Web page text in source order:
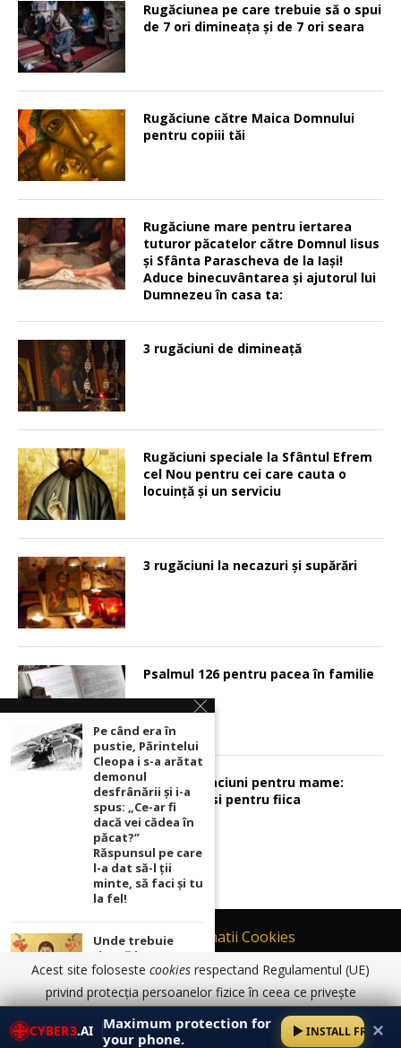
Rugăciunea pe care trebuie să o spui
de 7 ori dimineața și de 7 ori seara
Rugăciune către Maica Domnului
pentru copiii tăi
Rugăciune mare pentru iertarea
tuturor păcatelor către Domnul Iisus
şi Sfânta Parascheva de la Iaşi!
Aduce binecuvântarea şi ajutorul lui
Dumnezeu în casa ta:
3 rugăciuni de dimineață
Rugăciuni speciale la Sfântul Efrem
cel Nou pentru cei care cauta o
locuinţă şi un serviciu
3 rugăciuni la necazuri și supărări
Psalmul 126 pentru pacea în familie
Sunt 2 rugaciuni pentru mame:
pentru fiu si pentru fiica
Contact
Informatii Cookies
Politică de Confidențialitate
TERMENI SI CONDITII DE UTILIZARE
© 2017 - 2026 Ortodoxia | Termeni și condiții de utilizare | Informatii
Cookies | Politică de Confidențialitate
CYBER3.AI Maximum protection for
your phone.
INSTALL FREE✕
Pe când era în
pustie, Părintelui
Cleopa i s-a arătat
demonul
desfrânării şi i-a
spus: „Ce-ar fi
dacă vei cădea în
păcat?”
Răspunsul pe care
l-a dat să-l ții
minte, să faci și tu
la fel!
Unde trebuie
ținută icoana cu
Maica Domnului
pentru ca
rugăciunile
noastre să prindă
putere
Acest site foloseste cookies respectand Regulamentul (UE)
privind protecția persoanelor fizice în ceea ce privește
prelucrarea datelor cu caracter personal și privind libera
circulație a acestor date.
Detalii aici